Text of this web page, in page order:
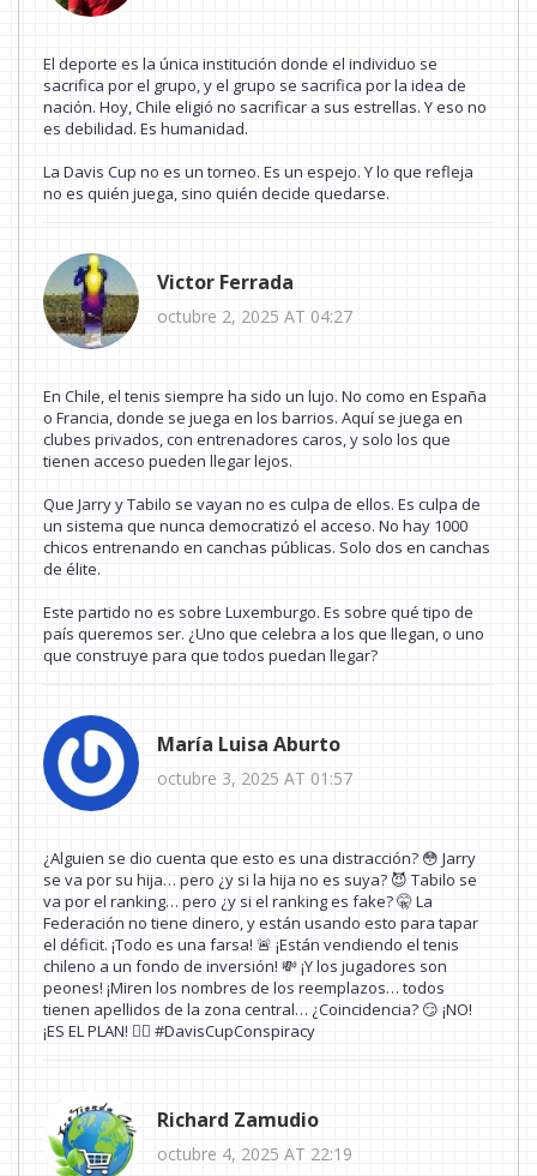
El deporte es la única institución donde el individuo se
sacrifica por el grupo, y el grupo se sacrifica por la idea de
nación. Hoy, Chile eligió no sacrificar a sus estrellas. Y eso no
es debilidad. Es humanidad.
La Davis Cup no es un torneo. Es un espejo. Y lo que refleja
no es quién juega, sino quién decide quedarse.
Victor Ferrada
octubre 2, 2025 AT 04:27
En Chile, el tenis siempre ha sido un lujo. No como en España
o Francia, donde se juega en los barrios. Aquí se juega en
clubes privados, con entrenadores caros, y solo los que
tienen acceso pueden llegar lejos.
Que Jarry y Tabilo se vayan no es culpa de ellos. Es culpa de
un sistema que nunca democratizó el acceso. No hay 1000
chicos entrenando en canchas públicas. Solo dos en canchas
de élite.
Este partido no es sobre Luxemburgo. Es sobre qué tipo de
país queremos ser. ¿Uno que celebra a los que llegan, o uno
que construye para que todos puedan llegar?
María Luisa Aburto
octubre 3, 2025 AT 01:57
¿Alguien se dio cuenta que esto es una distracción? 😳 Jarry
se va por su hija… pero ¿y si la hija no es suya? 😈 Tabilo se
va por el ranking… pero ¿y si el ranking es fake? 🤫 La
Federación no tiene dinero, y están usando esto para tapar
el déficit. ¡Todo es una farsa! 🚨 ¡Están vendiendo el tenis
chileno a un fondo de inversión! 💸 ¡Y los jugadores son
peones! ¡Miren los nombres de los reemplazos… todos
tienen apellidos de la zona central… ¿Coincidencia? 😏 ¡NO!
¡ES EL PLAN! 🕵️‍♂️ #DavisCupConspiracy
Richard Zamudio
octubre 4, 2025 AT 22:19